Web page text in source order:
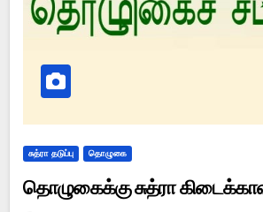
சுத்ரா தடுப்பு தொழுகை
தொழுகைக்கு சுத்ரா